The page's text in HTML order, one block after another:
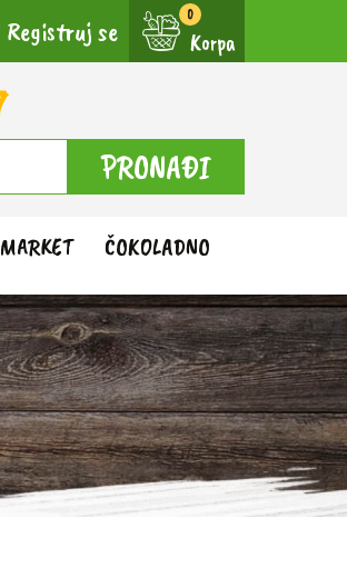
Registruj se Korpa
PRONAĐI
MARKET ČOKOLADNO